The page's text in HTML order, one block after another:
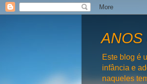
ANOS
Este blog é
infância e
naqueles